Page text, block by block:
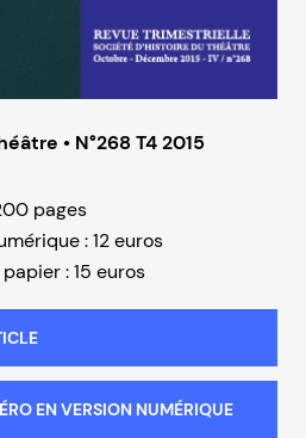
• N°268 T4 2015
pages
: 12 euros
: 15 euros
EN VERSION NUMÉRIQUE